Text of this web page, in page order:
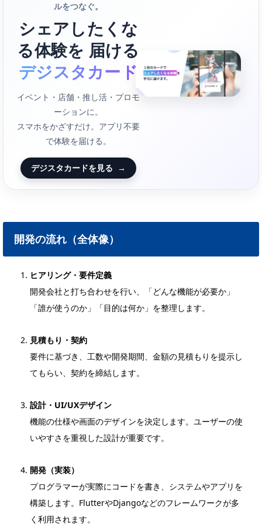
ルをつなぐ。
シェアしたくな
る体験を 届ける
デジスタカード
イベント・店舗・推し活・プロモ
ーションに。
スマホをかざすだけ。アプリ不要
で体験を届ける。
デジスタカードを見る →
開発の流れ（全体像）
ヒアリング・要件定義
開発会社と打ち合わせを行い、「どんな機能が必要か」
「誰が使うのか」「目的は何か」を整理します。
見積もり・契約
要件に基づき、工数や開発期間、金額の見積もりを提示し
てもらい、契約を締結します。
設計・UI/UXデザイン
機能の仕様や画面のデザインを決定します。ユーザーの使
いやすさを重視した設計が重要です。
開発（実装）
プログラマーが実際にコードを書き、システムやアプリを
構築します。FlutterやDjangoなどのフレームワークが多
く利用されます。